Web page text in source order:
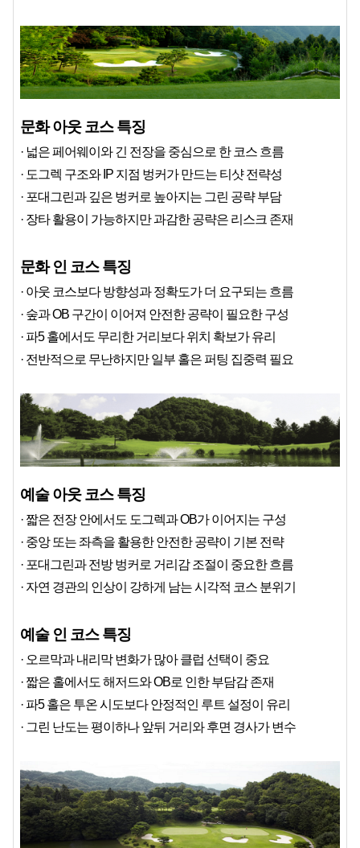
문화 아웃 코스 특징
· 넓은 페어웨이와 긴 전장을 중심으로 한 코스 흐름
· 도그렉 구조와 IP 지점 벙커가 만드는 티샷 전략성
· 포대그린과 깊은 벙커로 높아지는 그린 공략 부담
· 장타 활용이 가능하지만 과감한 공략은 리스크 존재
문화 인 코스 특징
· 아웃 코스보다 방향성과 정확도가 더 요구되는 흐름
· 숲과 OB 구간이 이어져 안전한 공략이 필요한 구성
· 파5 홀에서도 무리한 거리보다 위치 확보가 유리
· 전반적으로 무난하지만 일부 홀은 퍼팅 집중력 필요
예술 아웃 코스 특징
· 짧은 전장 안에서도 도그렉과 OB가 이어지는 구성
· 중앙 또는 좌측을 활용한 안전한 공략이 기본 전략
· 포대그린과 전방 벙커로 거리감 조절이 중요한 흐름
· 자연 경관의 인상이 강하게 남는 시각적 코스 분위기
예술 인 코스 특징
· 오르막과 내리막 변화가 많아 클럽 선택이 중요
· 짧은 홀에서도 해저드와 OB로 인한 부담감 존재
· 파5 홀은 투온 시도보다 안정적인 루트 설정이 유리
· 그린 난도는 평이하나 앞뒤 거리와 후면 경사가 변수